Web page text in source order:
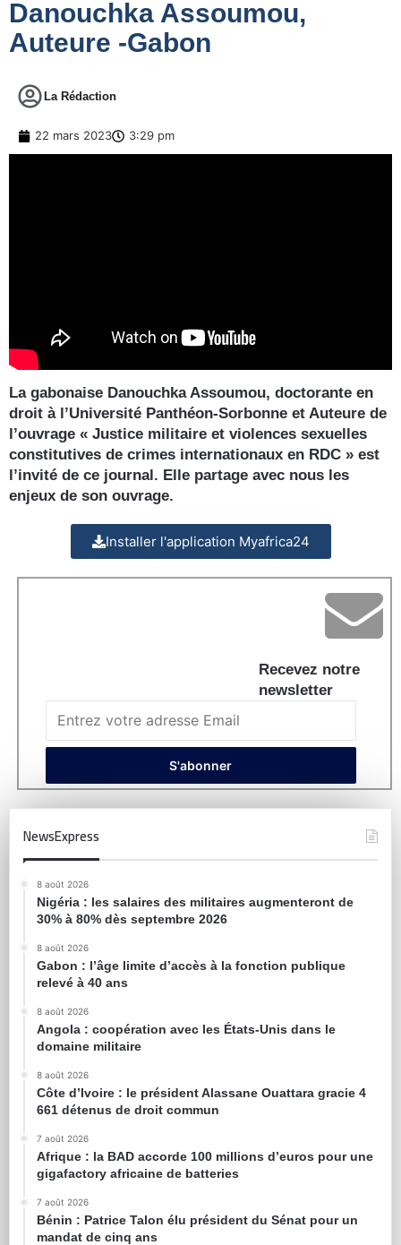
Danouchka Assoumou,
Auteure -Gabon
La Rédaction
22 mars 2023 3:29 pm
La gabonaise Danouchka Assoumou, doctorante en
droit à l’Université Panthéon-Sorbonne et Auteure de
l’ouvrage « Justice militaire et violences sexuelles
constitutives de crimes internationaux en RDC » est
l’invité de ce journal. Elle partage avec nous les
enjeux de son ouvrage.
Installer l'application Myafrica24
Recevez notre
newsletter
NewsExpress
8 août 2026
Nigéria : les salaires des militaires augmenteront de
30% à 80% dès septembre 2026
8 août 2026
Gabon : l’âge limite d’accès à la fonction publique
relevé à 40 ans
8 août 2026
Angola : coopération avec les États-Unis dans le
domaine militaire
8 août 2026
Côte d’Ivoire : le président Alassane Ouattara gracie 4
661 détenus de droit commun
7 août 2026
Afrique : la BAD accorde 100 millions d’euros pour une
gigafactory africaine de batteries
7 août 2026
Bénin : Patrice Talon élu président du Sénat pour un
mandat de cinq ans